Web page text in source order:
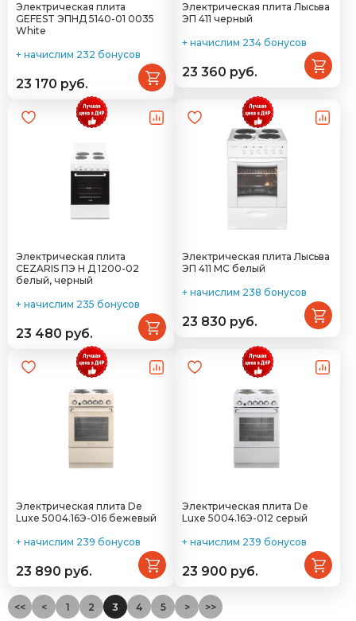
Электрическая плита
GEFEST ЭПНД 5140-01 0035
White
+ начислим 232 бонусов
23 170 руб.
Электрическая плита Лысьва
ЭП 411 черный
+ начислим 234 бонусов
23 360 руб.
Электрическая плита
CEZARIS ПЭ Н Д 1200-02
белый, черный
+ начислим 235 бонусов
23 480 руб.
Электрическая плита Лысьва
ЭП 411 МС белый
+ начислим 238 бонусов
23 830 руб.
Электрическая плита De
Luxe 5004.16Э-016 бежевый
+ начислим 239 бонусов
23 890 руб.
Электрическая плита De
Luxe 5004.16Э-012 серый
+ начислим 239 бонусов
23 900 руб.
<< < 1 2 3 4 5 > >>